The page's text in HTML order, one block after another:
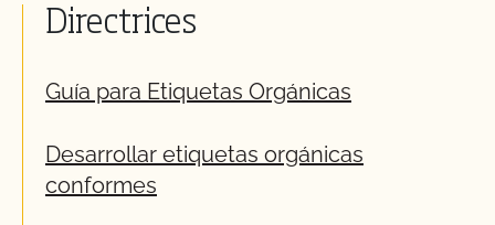
Directrices
Guía para Etiquetas Orgánicas
Desarrollar etiquetas orgánicas
conformes